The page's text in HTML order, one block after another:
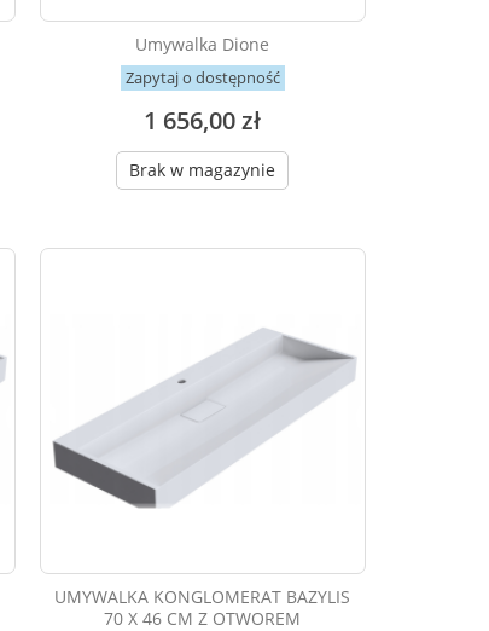
Umywalka Dione
Zapytaj o dostępność
1 656,00 zł
Brak w magazynie
UMYWALKA KONGLOMERAT BAZYLIS
70 X 46 CM Z OTWOREM